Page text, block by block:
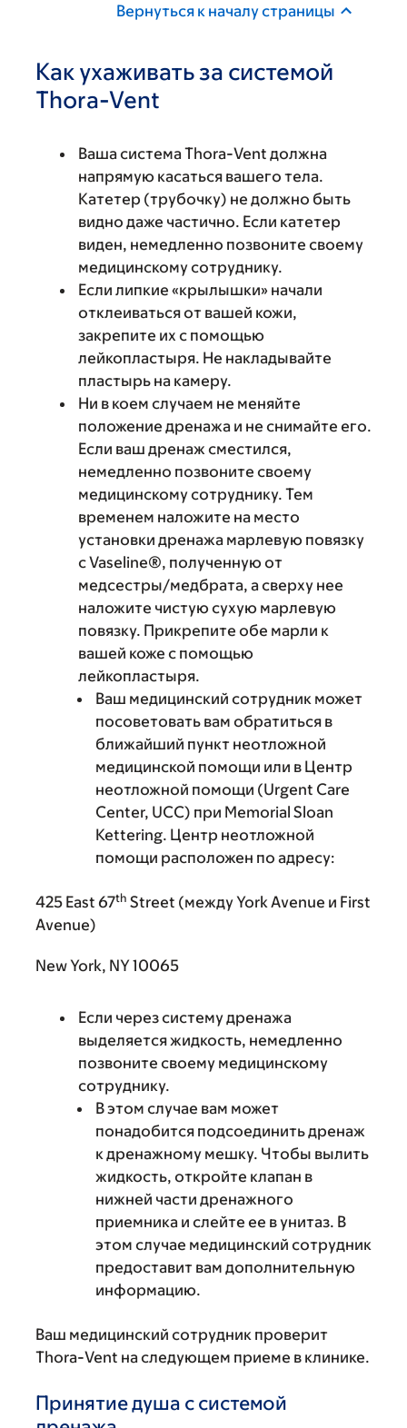
Вернуться к началу страницы
Как ухаживать за системой
Thora-Vent
Ваша система Thora-Vent должна
напрямую касаться вашего тела.
Катетер (трубочку) не должно быть
видно даже частично. Если катетер
виден, немедленно позвоните своему
медицинскому сотруднику.
Если липкие «крылышки» начали
отклеиваться от вашей кожи,
закрепите их с помощью
лейкопластыря. Не накладывайте
пластырь на камеру.
Ни в коем случаем не меняйте
положение дренажа и не снимайте его.
Если ваш дренаж сместился,
немедленно позвоните своему
медицинскому сотруднику. Тем
временем наложите на место
установки дренажа марлевую повязку
с Vaseline®, полученную от
медсестры/медбрата, а сверху нее
наложите чистую сухую марлевую
повязку. Прикрепите обе марли к
вашей коже с помощью
лейкопластыря.
Ваш медицинский сотрудник может
посоветовать вам обратиться в
ближайший пункт неотложной
медицинской помощи или в Центр
неотложной помощи (Urgent Care
Center, UCC) при Memorial Sloan
Kettering. Центр неотложной
помощи расположен по адресу:
425 East 67th Street (между York Avenue и First
Avenue)
New York, NY 10065
Если через систему дренажа
выделяется жидкость, немедленно
позвоните своему медицинскому
сотруднику.
В этом случае вам может
понадобится подсоединить дренаж
к дренажному мешку. Чтобы вылить
жидкость, откройте клапан в
нижней части дренажного
приемника и слейте ее в унитаз. В
этом случае медицинский сотрудник
предоставит вам дополнительную
информацию.
Ваш медицинский сотрудник проверит
Thora-Vent на следующем приеме в клинике.
Принятие душа с системой